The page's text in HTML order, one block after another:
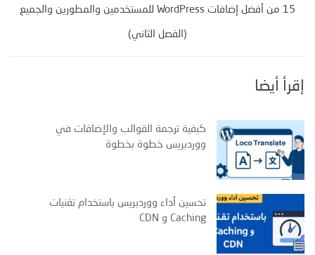
15 من أفضل إضافات WordPress للمستخدمين والمطورين والجميع
(الفصل الثاني)
إقرأ أيضا
كيفية ترجمة القوالب والإضافات في
ووردبريس خطوة بخطوة
تحسين أداء ووردبريس باستخدام تقنيات
Caching و CDN